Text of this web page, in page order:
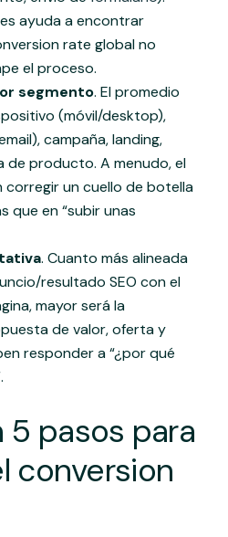
ayuda a encontrar
rate global no
el proceso.
segmento. El promedio
(móvil/desktop),
campaña, landing,
de producto. A menudo, el
un cuello de botella
que en “subir unas
. Cuanto más alineada
resultado SEO con el
mayor será la
de valor, oferta y
responder a “¿por qué
pasos para
conversion